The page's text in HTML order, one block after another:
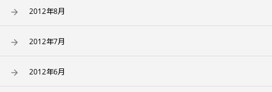
2012年8月
2012年7月
2012年6月